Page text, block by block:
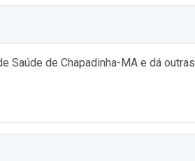
Saúde de Chapadinha-MA e dá outras